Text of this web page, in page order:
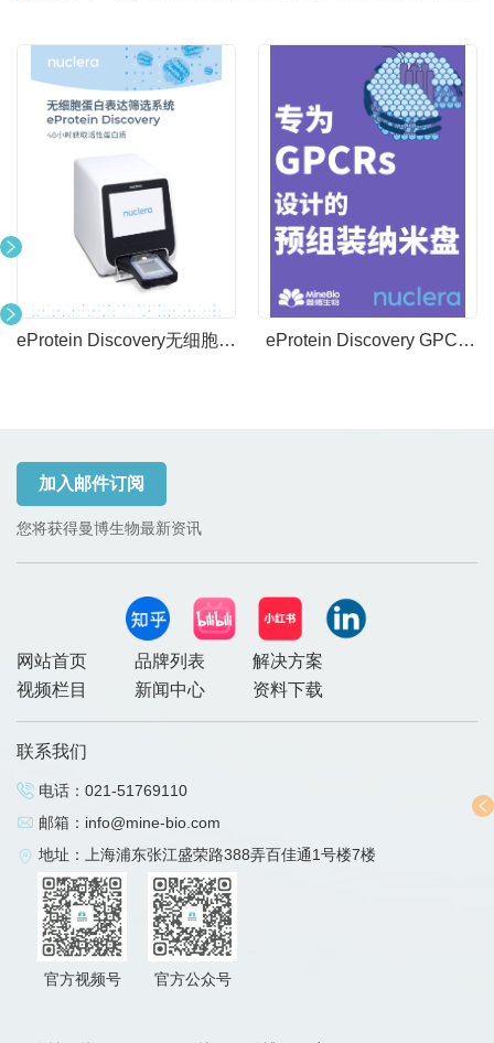
eProtein Discovery无细胞蛋 eProtein Discovery GPCR
加入邮件订阅
您将获得曼博生物最新资讯
网站首页 品牌列表
解决方案
视频栏目
新闻中心 资料下载
联系我们
电话： 021-51769110
邮箱： info@mine-bio.com
地址：上海浦东张江盛荣路388弄百佳通1号楼7楼
官方视频号 官方公众号